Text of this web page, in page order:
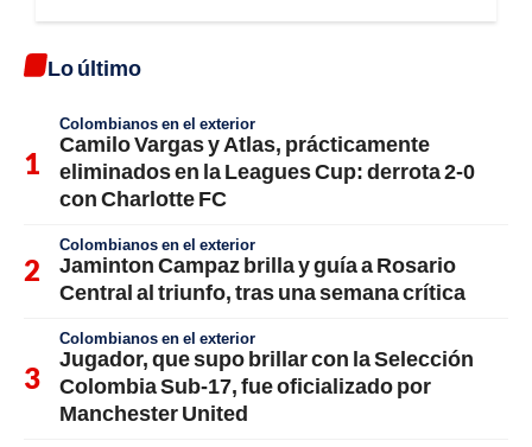
Lo último
Colombianos en el exterior
Camilo Vargas y Atlas, prácticamente
eliminados en la Leagues Cup: derrota 2-0
con Charlotte FC
Colombianos en el exterior
Jaminton Campaz brilla y guía a Rosario
Central al triunfo, tras una semana crítica
Colombianos en el exterior
Jugador, que supo brillar con la Selección
Colombia Sub-17, fue oficializado por
Manchester United